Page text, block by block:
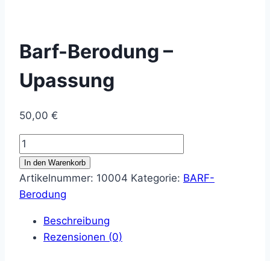
Barf-Berodung –
Upassung
50,00 €
Barf-
Berodung
–
Upassung
In den Warenkorb
Artikelnummer: 10004 Kategorie: BARF-
Berodung
Beschreibung
Rezensionen (0)